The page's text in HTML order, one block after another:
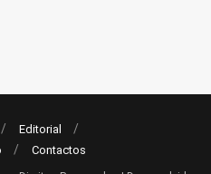
Editorial
Contactos